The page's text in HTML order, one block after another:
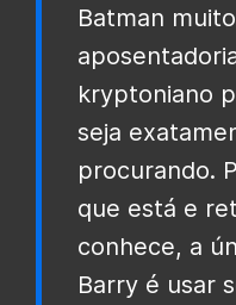
Batman
kryptoniano
seja
procurando.
que está e
conhece, a
Barry é usar